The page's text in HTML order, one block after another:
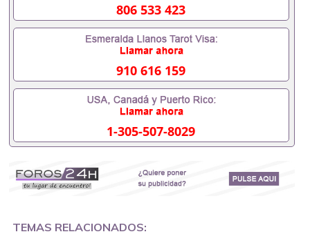
专业，学位，毕业时间都可以根据客户要求安排。 国
内找工作假的毕业证可以用吗551190476假的毕业证
成绩单可以办学历认证吗551190476要定居国外需要
办理什么材料551190476入职事业单位/国企假的毕业
证会查吗551190476入职国企/事业单位需要些什么材
料551190476办理假毕业证在国内能用吗, 挂科拿不到
毕业证怎么办, 毕业证丢了怎么办, 没有正常毕业怎么
办理毕业证,没毕业可以办学历认证吗,您是否因为中
途辍学、挂科而没有正常毕业551190476您是否因为
递交材料不齐而被拒之门外551190476您是否因没正
常毕业而导致回国得不到教育部认证在校挂科了不想
有文凭怎么办,怎么办理本科/研究生文凭551190476
如何办理本科/硕士毕业证551190476网上买文凭可靠
作吗551190476怎么办理 外假毕业证551190476哪里
806 533 423
910 616 159
1-305-507-8029
TEMAS RELACIONADOS: